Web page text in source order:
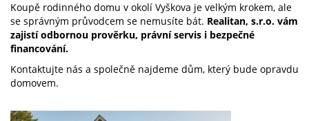
Koupě rodinného domu v okolí Vyškova je velkým krokem, ale
se správným průvodcem se nemusíte bát. Realitan, s.r.o. vám
zajistí odbornou prověrku, právní servis i bezpečné
financování.
Kontaktujte nás a společně najdeme dům, který bude opravdu
domovem.